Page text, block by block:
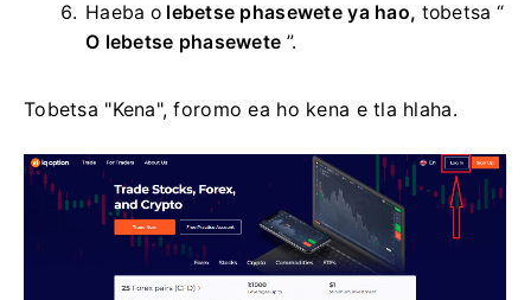
Haeba o lebetse phasewete ya hao, tobetsa “
O lebetse phasewete ”.
Tobetsa "Kena", foromo ea ho kena e tla hlaha.